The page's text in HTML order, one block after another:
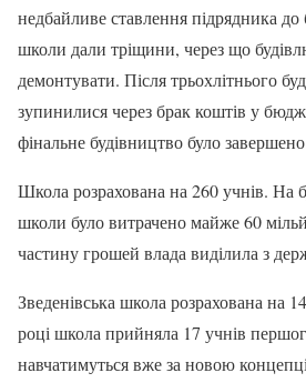
недбайливе ставлення підрядника до
школи дали тріщини, через що
демонтувати. Після трьохлітнього
зупинилися через брак коштів у
фінальне будівництво було
Школа розрахована на 260 учнів. На
школи було витрачено майже 60
частину грошей влада виділила з
Зведенівська школа розрахована на
році школа прийняла 17 учнів
навчатимуться вже за новою